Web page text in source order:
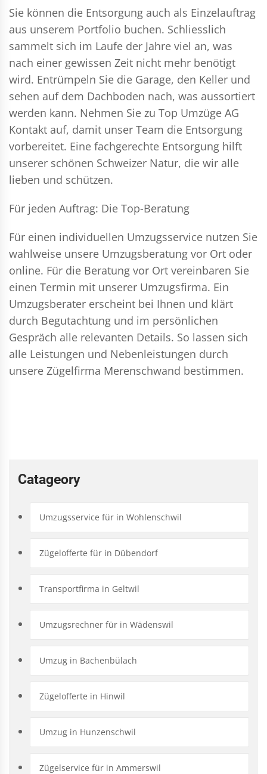
Sie können die Entsorgung auch als Einzelauftrag
aus unserem Portfolio buchen. Schliesslich
sammelt sich im Laufe der Jahre viel an, was
nach einer gewissen Zeit nicht mehr benötigt
wird. Entrümpeln Sie die Garage, den Keller und
sehen auf dem Dachboden nach, was aussortiert
werden kann. Nehmen Sie zu Top Umzüge AG
Kontakt auf, damit unser Team die Entsorgung
vorbereitet. Eine fachgerechte Entsorgung hilft
unserer schönen Schweizer Natur, die wir alle
lieben und schützen.
Für jeden Auftrag: Die Top-Beratung
Für einen individuellen Umzugsservice nutzen Sie
wahlweise unsere Umzugsberatung vor Ort oder
online. Für die Beratung vor Ort vereinbaren Sie
einen Termin mit unserer Umzugsfirma. Ein
Umzugsberater erscheint bei Ihnen und klärt
durch Begutachtung und im persönlichen
Gespräch alle relevanten Details. So lassen sich
alle Leistungen und Nebenleistungen durch
unsere Zügelfirma Merenschwand bestimmen.
Catageory
Umzugsservice für in Wohlenschwil
Zügelofferte für in Dübendorf
Transportfirma in Geltwil
Umzugsrechner für in Wädenswil
Umzug in Bachenbülach
Zügelofferte in Hinwil
Umzug in Hunzenschwil
Zügelservice für in Ammerswil